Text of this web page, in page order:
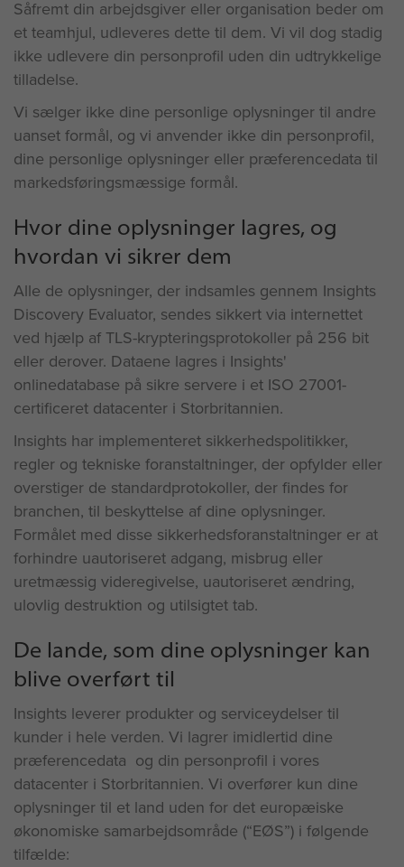
Såfremt din arbejdsgiver eller organisation beder om
et teamhjul, udleveres dette til dem. Vi vil dog stadig
ikke udlevere din personprofil uden din udtrykkelige
tilladelse.
Vi sælger ikke dine personlige oplysninger til andre
uanset formål, og vi anvender ikke din personprofil,
dine personlige oplysninger eller præferencedata til
markedsføringsmæssige formål.
Hvor dine oplysninger lagres, og
hvordan vi sikrer dem
Alle de oplysninger, der indsamles gennem Insights
Discovery Evaluator, sendes sikkert via internettet
ved hjælp af TLS-krypteringsprotokoller på 256 bit
eller derover. Dataene lagres i Insights'
onlinedatabase på sikre servere i et ISO 27001-
certificeret datacenter i Storbritannien.
Insights har implementeret sikkerhedspolitikker,
regler og tekniske foranstaltninger, der opfylder eller
overstiger de standardprotokoller, der findes for
branchen, til beskyttelse af dine oplysninger.
Formålet med disse sikkerhedsforanstaltninger er at
forhindre uautoriseret adgang, misbrug eller
uretmæssig videregivelse, uautoriseret ændring,
ulovlig destruktion og utilsigtet tab.
De lande, som dine oplysninger kan
blive overført til
Insights leverer produkter og serviceydelser til
kunder i hele verden. Vi lagrer imidlertid dine
præferencedata og din personprofil i vores
datacenter i Storbritannien. Vi overfører kun dine
oplysninger til et land uden for det europæiske
økonomiske samarbejdsområde (“EØS”) i følgende
tilfælde: